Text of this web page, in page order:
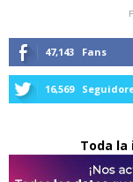
47,143 Fans
16,569
Toda la